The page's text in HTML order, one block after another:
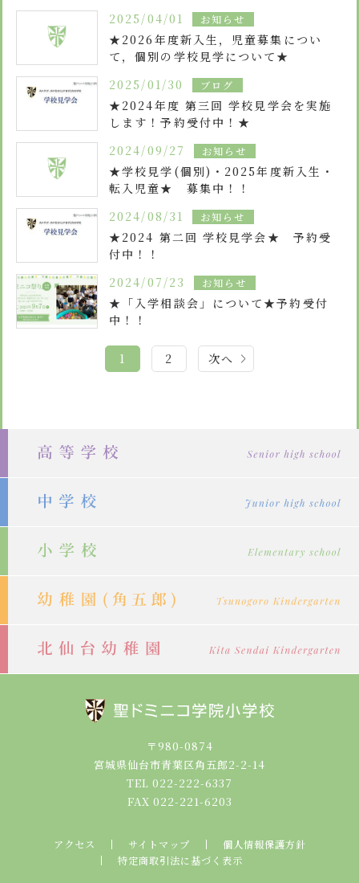
2025/04/01
お知らせ
★2026年度新入生，児童募集につい
て，個別の学校見学について★
2025/01/30
ブログ
★2024年度 第三回 学校見学会を実施
します！予約受付中！★
2024/09/27
お知らせ
★学校見学(個別)・2025年度新入生・
転入児童★ 募集中！！
2024/08/31
お知らせ
★2024 第二回 学校見学会★ 予約受
付中！！
2024/07/23
お知らせ
★「入学相談会」について★予約受付
中！！
1 2 次へ
〒980-0874
宮城県仙台市青葉区角五郎2-2-14
TEL 022-222-6337
FAX 022-221-6203
アクセス サイトマップ
個人情報保護方針
特定商取引法に基づく表示